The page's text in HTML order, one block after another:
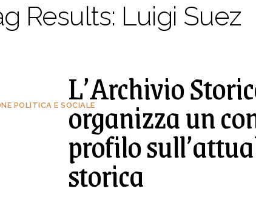
Results: Luigi Suez
POLITICA E SOCIALEL’Archivio
organizza un
profilo
storica